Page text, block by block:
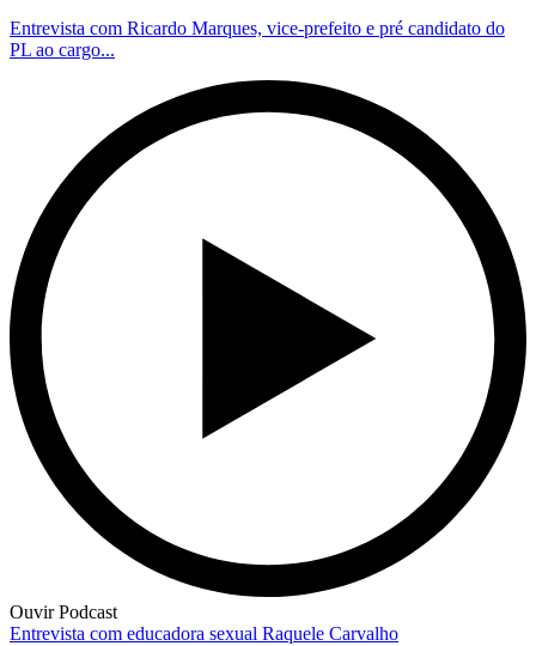
Entrevista com Ricardo Marques, vice-prefeito e pré candidato do
PL ao cargo...
Ouvir Podcast
Entrevista com educadora sexual Raquele Carvalho